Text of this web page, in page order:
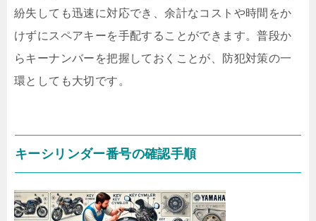
紛失しても迅速に対応でき、余計なコストや時間をか
けずにスペアキーを手配することができます。普段か
らキーナンバーを把握しておくことが、防犯対策の一
環としても大切です。
キーシリンダー番号の確認手順